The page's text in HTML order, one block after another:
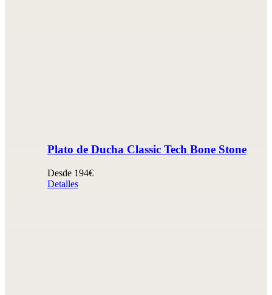
Plato de Ducha Classic Tech Bone Stone
Desde 194€
Detalles